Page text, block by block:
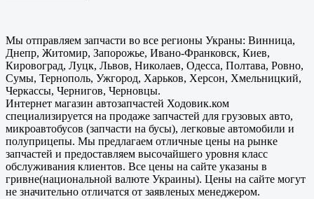
Мы отправляем запчасти во все регионы Украны: Винница,
Днепр, Житомир, Запорожье, Ивано-Франковск, Киев,
Кировоград, Луцк, Львов, Николаев, Одесса, Полтава, Ровно,
Сумы, Тернополь, Ужгород, Харьков, Херсон, Хмельницкий,
Черкассы, Чернигов, Черновцы.
Интернет магазин автозапчастей Ходовик.ком
специализируется на продаже запчастей для грузовых авто,
микроавтобусов (запчасти на бусы), легковые автомобили и
полуприцепы. Мы предлагаем отличные цены на рынке
запчастей и предоставляем высочайшего уровня класс
обслуживания клиентов. Все цены на сайте указаны в
гривне(национальной валюте Украины). Цены на сайте могут
не значительно отличатся от заявленых менеджером.